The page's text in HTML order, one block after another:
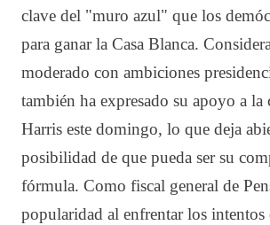
clave del "muro azul" que los
para ganar la Casa Blanca.
moderado con ambiciones
también ha expresado su apoyo a la
Harris este domingo, lo que deja
posibilidad de que pueda ser su
fórmula. Como fiscal general de
popularidad al enfrentar los